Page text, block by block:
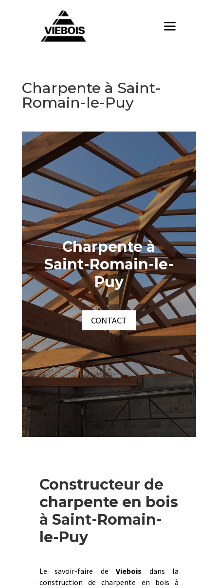
Charpente à Saint-
Romain-le-Puy
Charpente à
Saint-Romain-le-
Puy
CONTACT
Constructeur de
charpente en bois
à Saint-Romain-
le-Puy
Le savoir-faire deViebois dans la
construction de charpente en bois à